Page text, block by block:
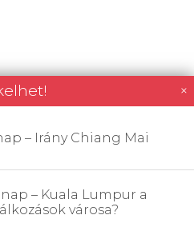
×
– Irány Chiang Mai
nap – Kuala Lumpur a
városa?